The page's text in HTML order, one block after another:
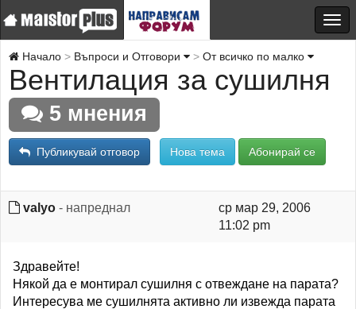
Начало Въпроси и Отговори От всичко по малко
Вентилация за сушилня
5 мнения
Публикувай отговор Нова тема Абонирай се
valyo - напреднал
ср мар 29, 2006
11:02 pm
Здравейте!
Някой да е монтирал сушилня с отвеждане на парата?
Интересува ме сушилнята активно ли извежда парата